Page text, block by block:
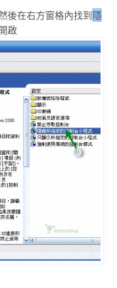
後在右方窗格內找到隱
啟